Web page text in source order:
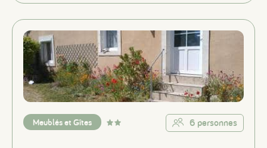
Meublés et Gîtes 6 personnes